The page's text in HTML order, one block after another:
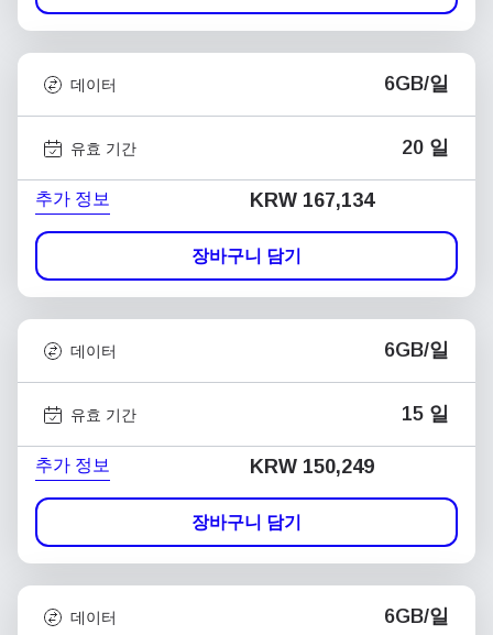
데이터 6GB/일
유효 기간 20 일
추가 정보 KRW 167,134
장바구니 담기
데이터 6GB/일
유효 기간 15 일
추가 정보 KRW 150,249
장바구니 담기
데이터 6GB/일